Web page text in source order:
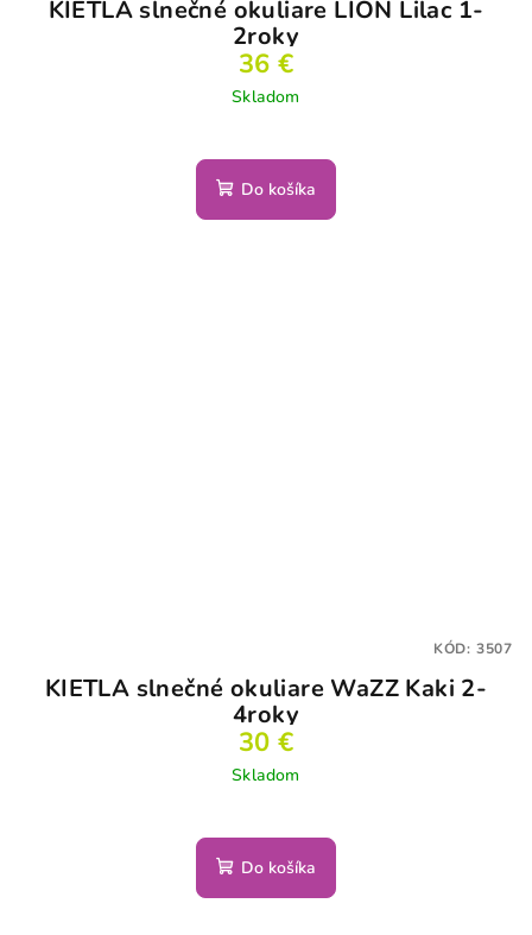
KIETLA slnečné okuliare LION Lilac 1-
2roky
36 €
Skladom
Do košíka
KIETLA slnečné okuliare WaZZ Kaki 2-
4roky
30 €
Skladom
Do košíka
KÓD: 3507